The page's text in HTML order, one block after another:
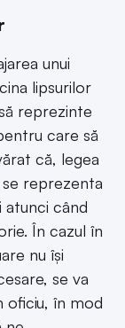
unui
lipsurilor
reprezinte
care să
că, legea
reprezenta
atunci când
În cazul în
nu își
se va
oficiu, în mod